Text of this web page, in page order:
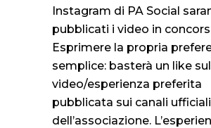
Instagram di PA Social
pubblicati i video in
Esprimere la propria
semplice: basterà un like sul
video/esperienza preferita
pubblicata sui canali ufficiali
dell’associazione.